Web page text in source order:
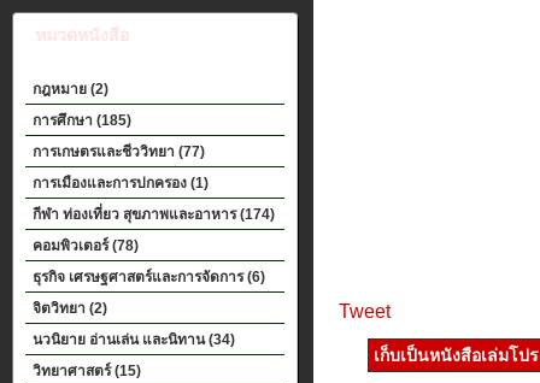
หมวดหนังสือ
กฎหมาย (2)
การศึกษา (185)
การเกษตรและชีววิทยา (77)
การเมืองและการปกครอง (1)
กีฬา ท่องเที่ยว สุขภาพและอาหาร (174)
คอมพิวเตอร์ (78)
ธุรกิจ เศรษฐศาสตร์และการจัดการ (6)
จิตวิทยา (2)
นวนิยาย อ่านเล่น และนิทาน (34)
วิทยาศาสตร์ (15)
Tweet
เก็บเป็นหนังสือเล่มโป